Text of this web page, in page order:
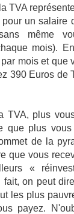
TVA
un salaire
même
mois).
mois et que
390 Euros de
TVA, plus
que plus
de la
que vous
«
on peut
les plus
payez.